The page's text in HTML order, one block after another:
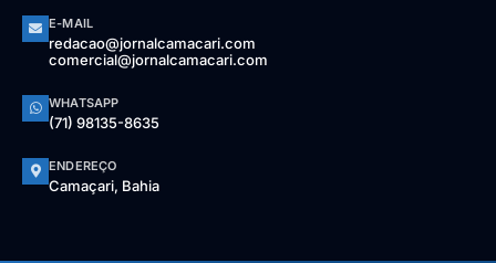
E-MAIL
redacao@jornalcamacari.com
comercial@jornalcamacari.com
WHATSAPP
(71) 98135-8635
ENDEREÇO
Camaçari, Bahia